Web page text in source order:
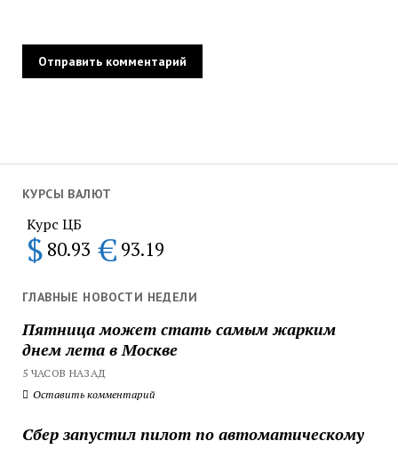
КУРСЫ ВАЛЮТ
Курс ЦБ
$ 80.93 € 93.19
ГЛАВНЫЕ НОВОСТИ НЕДЕЛИ
Пятница может стать самым жарким
днем лета в Москве
5 ЧАСОВ НАЗАД
Оставить комментарий
Сбер запустил пилот по автоматическому